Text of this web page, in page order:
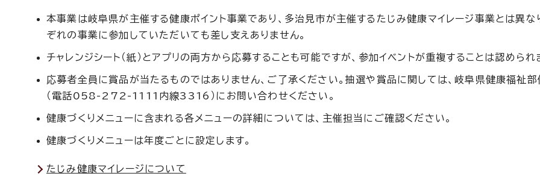
本事業は岐阜県が主催する健康ポイント事業であり、多治見市が主催するたじみ健康マイレージ事業とは異な
ぞれの事業に参加していただいても差し支えありません。
チャレンジシート（紙）とアプリの両方から応募することも可能ですが、参加イベントが重複することは認められ
応募者全員に賞品が当たるものではありません、ご了承ください。抽選や賞品に関しては、岐阜県健康福祉
（電話058-272-1111内線3316）にお問い合わせください。
健康づくりメニューに含まれる各メニューの詳細については、主催担当にご確認ください。
健康づくりメニューは年度ごとに設定します。
たじみ健康マイレージについて